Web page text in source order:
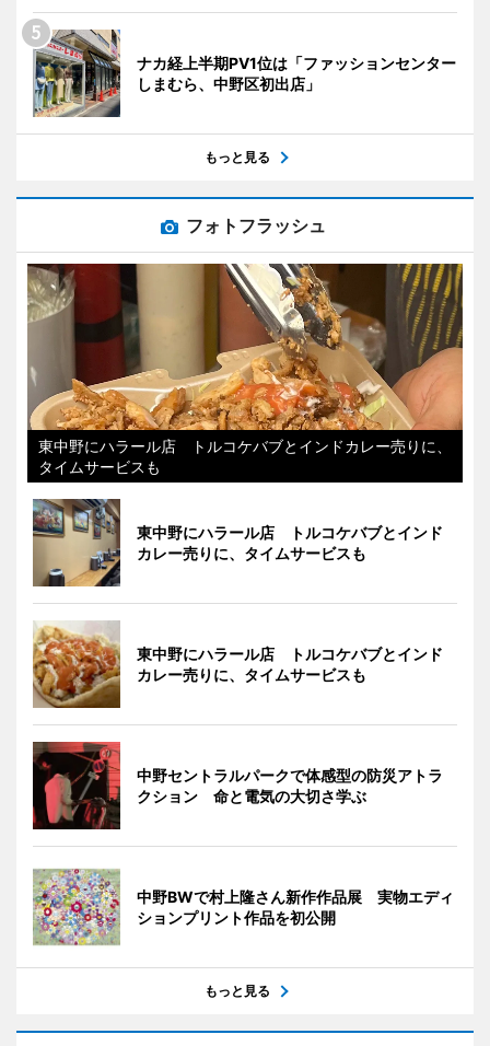
ナカ経上半期PV1位は「ファッションセンター
しまむら、中野区初出店」
もっと見る
フォトフラッシュ
東中野にハラール店 トルコケバブとインドカレー売りに、
タイムサービスも
東中野にハラール店 トルコケバブとインド
カレー売りに、タイムサービスも
東中野にハラール店 トルコケバブとインド
カレー売りに、タイムサービスも
中野セントラルパークで体感型の防災アトラ
クション 命と電気の大切さ学ぶ
中野BWで村上隆さん新作作品展 実物エディ
ションプリント作品を初公開
もっと見る